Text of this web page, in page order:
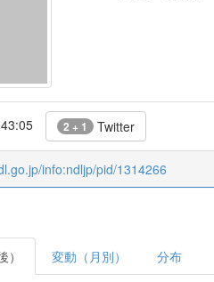
2 + 1 Twitter
info:ndljp/pid/1314266
変動（月別） 分布